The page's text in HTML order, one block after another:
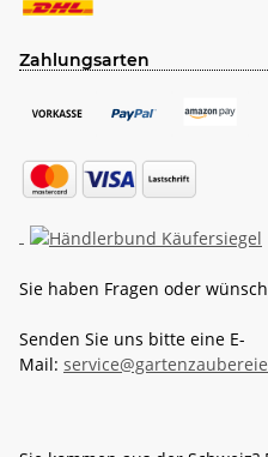
Zahlungsarten
Sie haben Fragen oder
Senden Sie uns bitte eine E-
Mail: